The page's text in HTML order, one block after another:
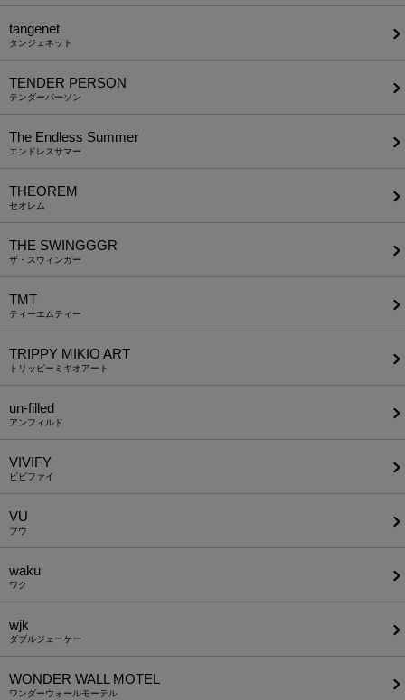
tangenet
タンジェネット
TENDER PERSON
テンダーパーソン
The Endless Summer
エンドレスサマー
THEOREM
セオレム
THE SWINGGGR
ザ・スウィンガー
TMT
ティーエムティー
TRIPPY MIKIO ART
トリッピーミキオアート
un-filled
アンフィルド
VIVIFY
ビビファイ
VU
ブウ
waku
ワク
wjk
ダブルジェーケー
WONDER WALL MOTEL
ワンダーウォールモーテル